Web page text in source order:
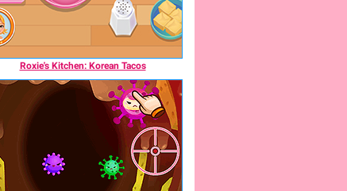
Roxie's Kitchen: Korean Tacos